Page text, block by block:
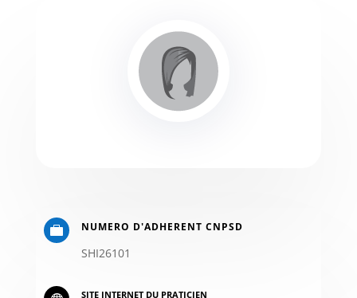
 NUMERO D'ADHERENT CNPSD
SHI26101
SITE INTERNET DU PRATICIEN